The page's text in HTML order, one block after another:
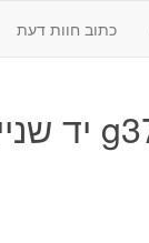
כתוב חוות דעת